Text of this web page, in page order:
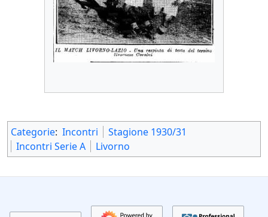
Categorie: Incontri
Stagione 1930/31
Incontri Serie A
Livorno